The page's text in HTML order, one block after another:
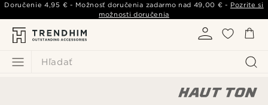
Hľadať
Doručenie4,95 € - Možnosť doručenia zadarmo nad 49,00 € - Pozrite si
možnosti doručenia